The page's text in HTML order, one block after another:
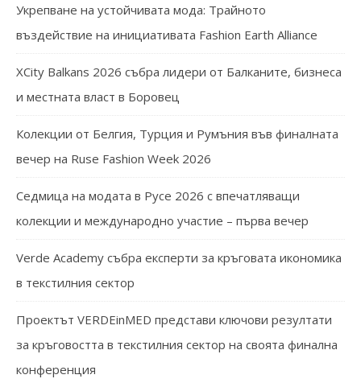
Укрепване на устойчивата мода: Трайното
въздействие на инициативата Fashion Earth Alliance
XCity Balkans 2026 събра лидери от Балканите, бизнеса
и местната власт в Боровец
Колекции от Белгия, Турция и Румъния във финалната
вечер на Ruse Fashion Week 2026
Седмица на модата в Русе 2026 с впечатляващи
колекции и международно участие – първа вечер
Verde Academy събра експерти за кръговата икономика
в текстилния сектор
Проектът VERDEinMED представи ключови резултати
за кръговостта в текстилния сектор на своята финална
конференция